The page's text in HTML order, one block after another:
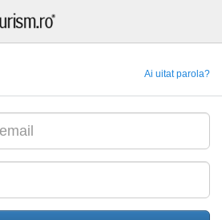
Ai uitat parola?